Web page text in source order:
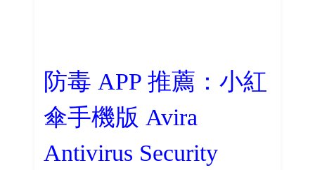
防毒 APP 推薦：小紅
傘手機版 Avira
Antivirus Security